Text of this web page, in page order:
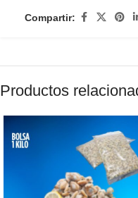
Compartir:
Productos